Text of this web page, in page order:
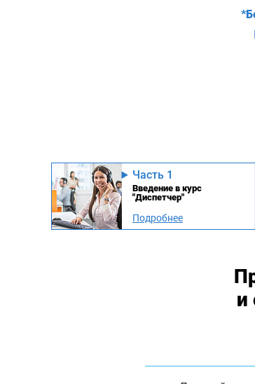
Часть 1
Введение в курс
"Диспетчер"
Подробнее
и